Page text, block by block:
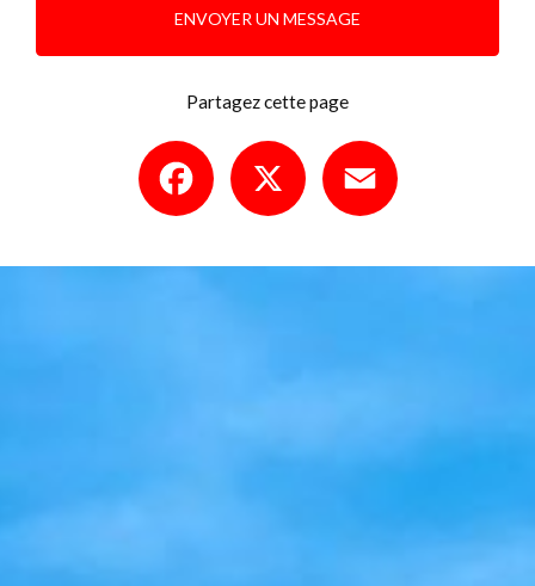
ENVOYER UN MESSAGE
Partagez cette page
Facebook